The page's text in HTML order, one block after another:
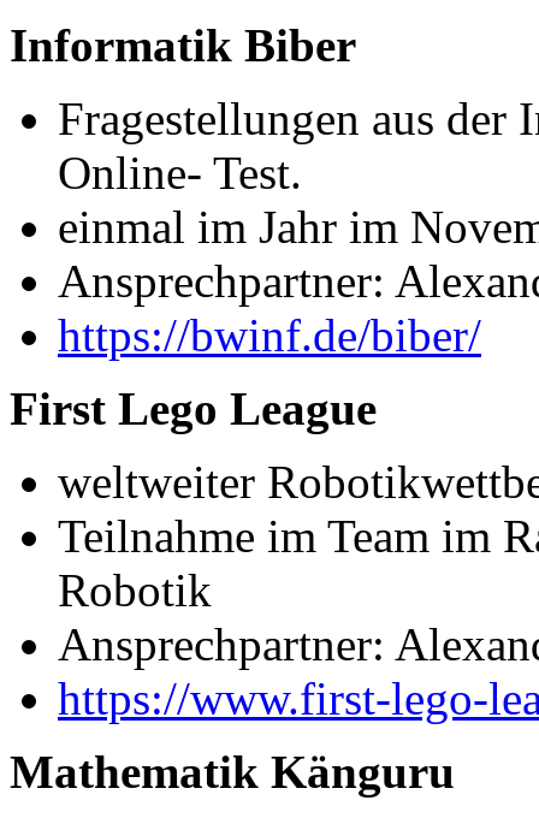
Informatik Biber
Fragestellungen aus
Online- Test.
einmal im Jahr im
Ansprechpartner:
https://bwinf.de/biber/
First Lego League
weltweiter
Teilnahme im Team im
Robotik
Ansprechpartner:
https://www.first-lego-
Mathematik Känguru